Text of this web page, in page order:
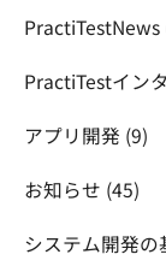
PractiTestNews
PractiTestイン
アプリ開発 (9)
お知らせ (45)
システム開発の